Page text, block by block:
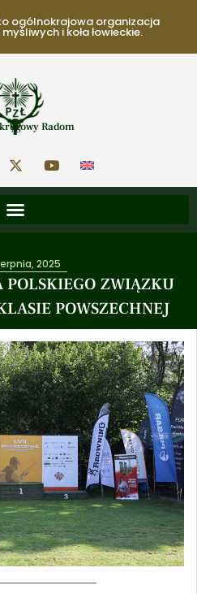
ogólnokrajowa organizacja
i koła łowieckie.
Radom
POLSKIEGO ZWIĄZKU
POWSZECHNEJ
2025